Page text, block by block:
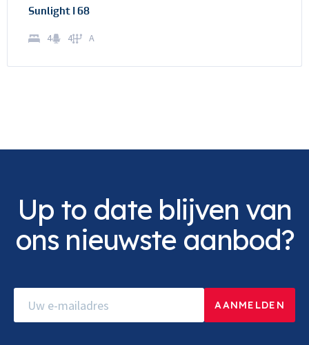
Sunlight I 68
4 4 A
Up to date blijven van
ons nieuwste aanbod?